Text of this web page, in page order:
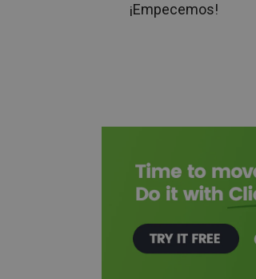
¡Empecemos!